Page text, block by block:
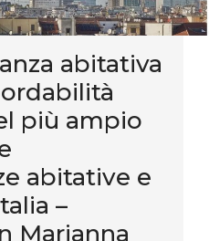
abitativa
più ampio
abitative e
–
Marianna